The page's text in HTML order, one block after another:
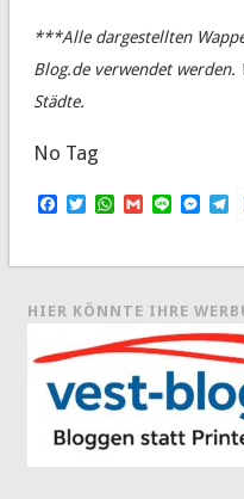
***Alle dargestellten
Blog.de verwendet werden.
Städte.
No Tag
Facebook
TwitterWhatsApp
Gmail
Line
HIER KÖNNTE IHRE